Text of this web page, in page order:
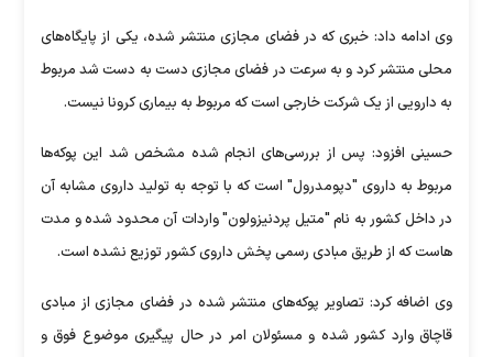
وی ادامه داد: خبری که در فضای مجازی منتشر شده، یکی از پایگاه‌های
محلی منتشر کرد و به سرعت در فضای مجازی دست به دست شد مربوط
به دارویی از یک شرکت خارجی است که مربوط به بیماری کرونا نیست.
حسینی افزود: پس از بررسی‌های انجام شده مشخص شد این پوکه‌ها
مربوط به داروی "دپومدرول" است که با توجه به تولید داروی مشابه آن
در داخل کشور به نام "متیل پردنیزولون" واردات آن محدود شده و مدت
هاست که از طریق مبادی رسمی پخش داروی کشور توزیع نشده است.
وی اضافه کرد: تصاویر پوکه‌های منتشر شده در فضای مجازی از مبادی
قاچاق وارد کشور شده و مسئولان امر در حال پیگیری موضوع فوق و